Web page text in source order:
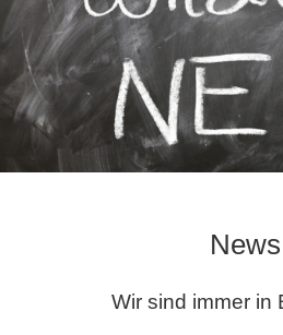
News
Wir sind immer in